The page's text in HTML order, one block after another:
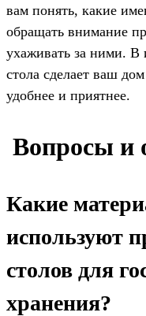
вам понять, какие
обращать внимание
ухаживать за ними. В
стола сделает ваш
удобнее и приятнее.
Вопросы и
Какие
используют
столов для
хранения?